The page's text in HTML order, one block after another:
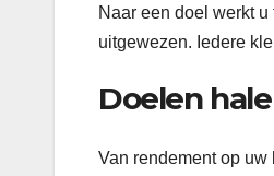
Naar een doel werkt
uitgewezen. Iedere
Doelen
Van rendement op